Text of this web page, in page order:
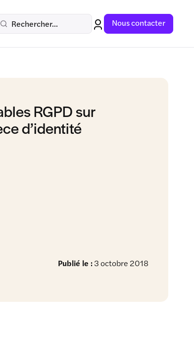
Rechercher... Nous contacter
RGPD sur
d’identité
Publié le :3 octobre 2018